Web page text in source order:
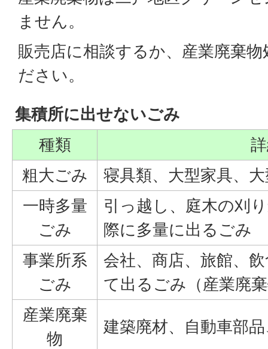
ません。
販売店に相談するか、産業廃棄
ださい。
集積所に出せないごみ
種類
粗大ごみ
寝具類、大型家具、
一時多量
ごみ
引っ越し、庭木の刈
際に多量に出るごみ
事業所系
ごみ
会社、商店、旅館、
て出るごみ（産業廃
産業廃棄
物
建築廃材、自動車部